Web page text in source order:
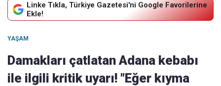
Linke Tıkla, Türkiye Gazetesi'ni Google Favorilerine
Ekle!
YAŞAM
Damakları çatlatan Adana kebabı
ile ilgili kritik uyarı! "Eğer kıyma